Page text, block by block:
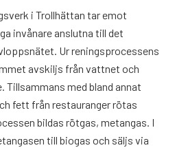
i Trollhättan tar emot
invånare anslutna till det
Ur reningsprocessens
avskiljs från vattnet och
med bland annat
fett från restauranger rötas
bildas rötgas, metangas. I
till biogas och säljs via